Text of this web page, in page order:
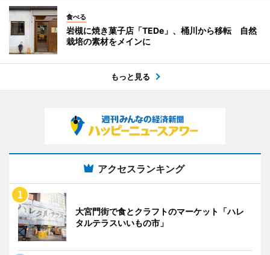
食べる
岩槻に焼き菓子店「TEDe」、桶川から移転 自然
栽培の素材をメインに
もっと見る
アクセスランキング
大宮門街で食とクラフトのマーケット「ハレ
タルテラスいいもの市」